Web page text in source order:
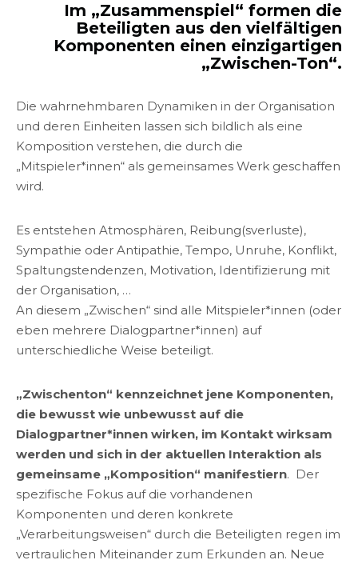
Im „Zusammenspiel“ formen die
Beteiligten aus den vielfältigen
Komponenten einen einzigartigen
„Zwischen-Ton“.
Die wahrnehmbaren Dynamiken in der Organisation
und deren Einheiten lassen sich bildlich als eine
Komposition verstehen, die durch die
„Mitspieler*innen“ als gemeinsames Werk geschaffen
wird.
Es entstehen Atmosphären, Reibung(sverluste),
Sympathie oder Antipathie, Tempo, Unruhe, Konflikt,
Spaltungstendenzen, Motivation, Identifizierung mit
der Organisation, …
An diesem „Zwischen“ sind alle Mitspieler*innen (oder
eben mehrere Dialogpartner*innen) auf
unterschiedliche Weise beteiligt.
„Zwischenton“ kennzeichnet jene Komponenten,
die bewusst wie unbewusst auf die
Dialogpartner*innen wirken, im Kontakt wirksam
werden und sich in der aktuellen Interaktion als
gemeinsame „Komposition“ manifestiern. Der
spezifische Fokus auf die vorhandenen
Komponenten und deren konkrete
„Verarbeitungsweisen“ durch die Beteiligten regen im
vertraulichen Miteinander zum Erkunden an. Neue